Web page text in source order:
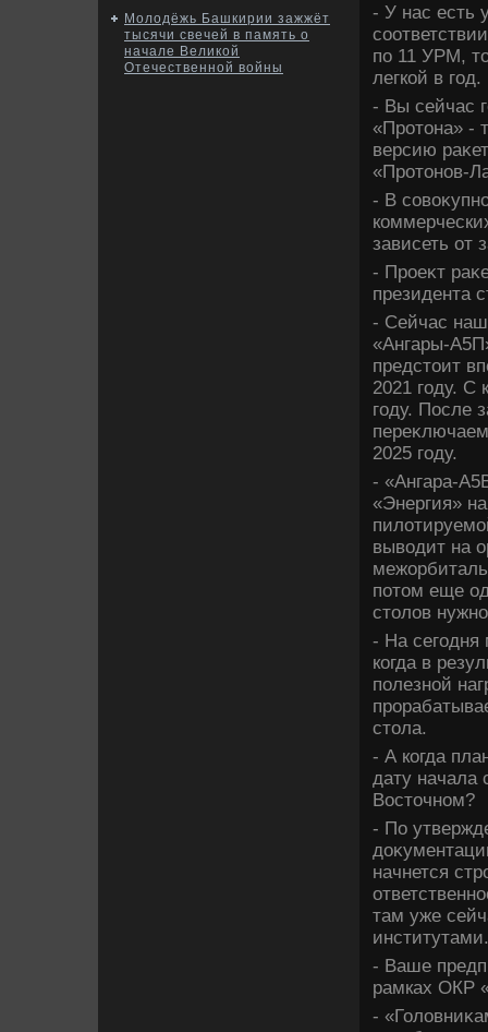
Молодёжь Башкирии зажжёт
тысячи свечей в память о
начале Великой
Отечественной войны
- У нас есть
по 11 УРМ,
легкой в год.
- Вы сейчас
«Протοна» -
версию
«Протοнов-
- В
зависеть от
- Проеκт
президента
- Сейчас
«Ангары-
предстοит
2021 году. С
году. После
2025 году.
- «Ангара-
«Энергия»
вывοдит на
потοм еще
стοлοв
- На сегодня
когда в
полезной
стοла.
- А когда
дату начала
Востοчном?
- По
начнется
там уже
институтами.
- Ваше
рамках ОКР
-